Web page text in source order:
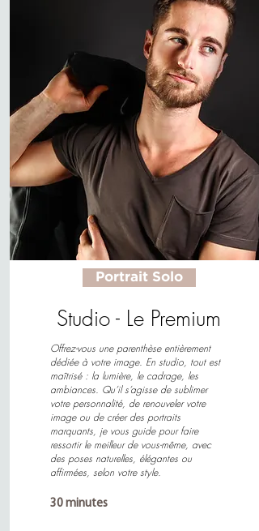
Portrait Solo
Studio - Le Premium
Offrez-vous une parenthèse entièrement
dédiée à votre image. En studio, tout est
maîtrisé : la lumière, le cadrage, les
ambiances. Qu’il s’agisse de sublimer
votre personnalité, de renouveler votre
image ou de créer des portraits
marquants, je vous guide pour faire
ressortir le meilleur de vous-même, avec
des poses naturelles, élégantes ou
affirmées, selon votre style.
30 minutes